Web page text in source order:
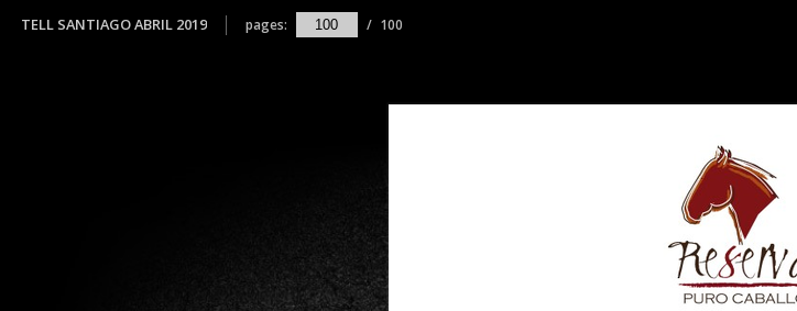
TELL SANTIAGO ABRIL 2019 pages: / 100